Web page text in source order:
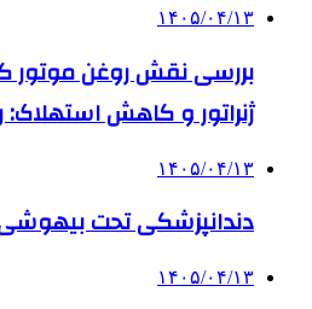
۱۴۰۵/۰۴/۱۳
بررسی نقش روغن موتور
ژنراتور و کاهش
۱۴۰۵/۰۴/۱۳
دندانپزشکی تحت
۱۴۰۵/۰۴/۱۳